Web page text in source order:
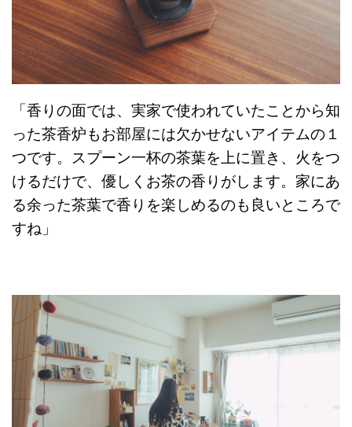
「香りの面では、実家で使われていたことから知
った茶香炉もお部屋には欠かせないアイテムの１
つです。スプーン一杯の茶葉を上に置き、火をつ
けるだけで、優しくお茶の香りがします。家にあ
る余った茶葉で香りを楽しめるのも良いところで
すね」